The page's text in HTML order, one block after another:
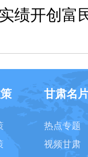
绩开创富
甘肃名
热点专题
视频甘肃